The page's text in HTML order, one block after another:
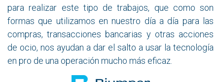
para realizar este tipo de trabajos, que como son
formas que utilizamos en nuestro día a día para las
compras, transacciones bancarias y otras acciones
de ocio, nos ayudan a dar el salto a usar la tecnología
en pro de una operación mucho más eficaz.